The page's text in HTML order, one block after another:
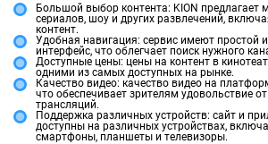
Большой выбор контента: KION предлагает
сериалов, шоу и других развлечений,
контент.
Удобная навигация: сервис имеют простой
интерфейс, что облегчает поиск нужного
Доступные цены: цены на контент в
одними из самых доступных на рынке.
Качество видео: качество видео на
что обеспечивает зрителям удовольствие
трансляций.
Поддержка различных устройств: сайт и
доступны на различных устройствах,
смартфоны, планшеты и телевизоры.